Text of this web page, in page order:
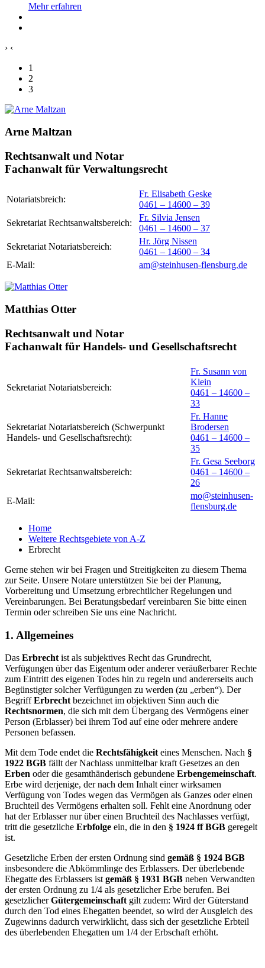
Mehr erfahren
› ‹
1
2
3
Arne Maltzan
Rechtsanwalt und Notar
Fachanwalt für Verwaltungsrecht
Notariatsbreich:
Fr. Elisabeth Geske
0461 – 14600 – 39
Sekretariat Rechtsanwaltsbereich:
Fr. Silvia Jensen
0461 – 14600 – 37
Sekretariat Notariatsbereich:
Hr. Jörg Nissen
0461 – 14600 – 34
E-Mail:
am@steinhusen-flensburg.de
Matthias Otter
Rechtsanwalt und Notar
Fachanwalt für Handels- und Gesellschaftsrecht
Sekretariat Notariatsbereich:
Fr. Susann von
Klein
0461 – 14600 –
33
Sekretariat Notariatsbereich (Schwerpunkt
Handels- und Gesellschaftsrecht):
Fr. Hanne
Brodersen
0461 – 14600 –
35
Sekretariat Rechtsanwaltsbereich:
Fr. Gesa Seeborg
0461 – 14600 –
26
E-Mail:
mo@steinhusen-
flensburg.de
Home
Weitere Rechtsgebiete von A-Z
Erbrecht
Gerne stehen wir bei Fragen und Streitigkeiten zu diesem Thema
zur Seite. Unsere Notare unterstützen Sie bei der Planung,
Vorbereitung und Umsetzung erbrechtlicher Regelungen und
Vereinbarungen. Bei Beratungsbedarf vereinbaren Sie bitte einen
Termin oder schreiben Sie uns eine Nachricht.
1. Allgemeines
Das Erbrecht ist als subjektives Recht das Grundrecht,
Verfügungen über das Eigentum oder anderer veräußerbarer Rechte
zum Eintritt des eigenen Todes hin zu regeln und andererseits auch
Begünstigter solcher Verfügungen zu werden (zu „erben“). Der
BegriffErbrecht bezeichnet im objektiven Sinn auch die
Rechtsnormen, die sich mit dem Übergang des Vermögens einer
Person (Erblasser) bei ihrem Tod auf eine oder mehrere andere
Personen befassen.
Mit dem Tode endet die Rechtsfähigkeit eines Menschen. Nach §
1922 BGB fällt der Nachlass unmittelbar kraft Gesetzes an den
Erben oder die gesamthänderisch gebundene Erbengemeinschaft.
Erbe wird derjenige, der nach dem Inhalt einer wirksamen
Verfügung von Todes wegen das Vermögen als Ganzes oder einen
Bruchteil des Vermögens erhalten soll. Fehlt eine Anordnung oder
hat der Erblasser nur über einen Bruchteil des Nachlasses verfügt,
tritt die gesetzliche Erbfolge ein, die in den § 1924 ff BGB geregelt
ist.
Gesetzliche Erben der ersten Ordnung sind gemäß § 1924 BGB
insbesondere die Abkömmlinge des Erblassers. Der überlebende
Ehegatte des Erblassers ist gemäß § 1931 BGB neben Verwandten
der ersten Ordnung zu 1/4 als gesetzlicher Erbe berufen. Bei
gesetzlicherGütergemeinschaft gilt zudem: Wird der Güterstand
durch den Tod eines Ehegatten beendet, so wird der Ausgleich des
Zugewinns dadurch verwirklicht, dass sich der gesetzliche Erbteil
des überlebenden Ehegatten um 1/4 der Erbschaft erhöht.